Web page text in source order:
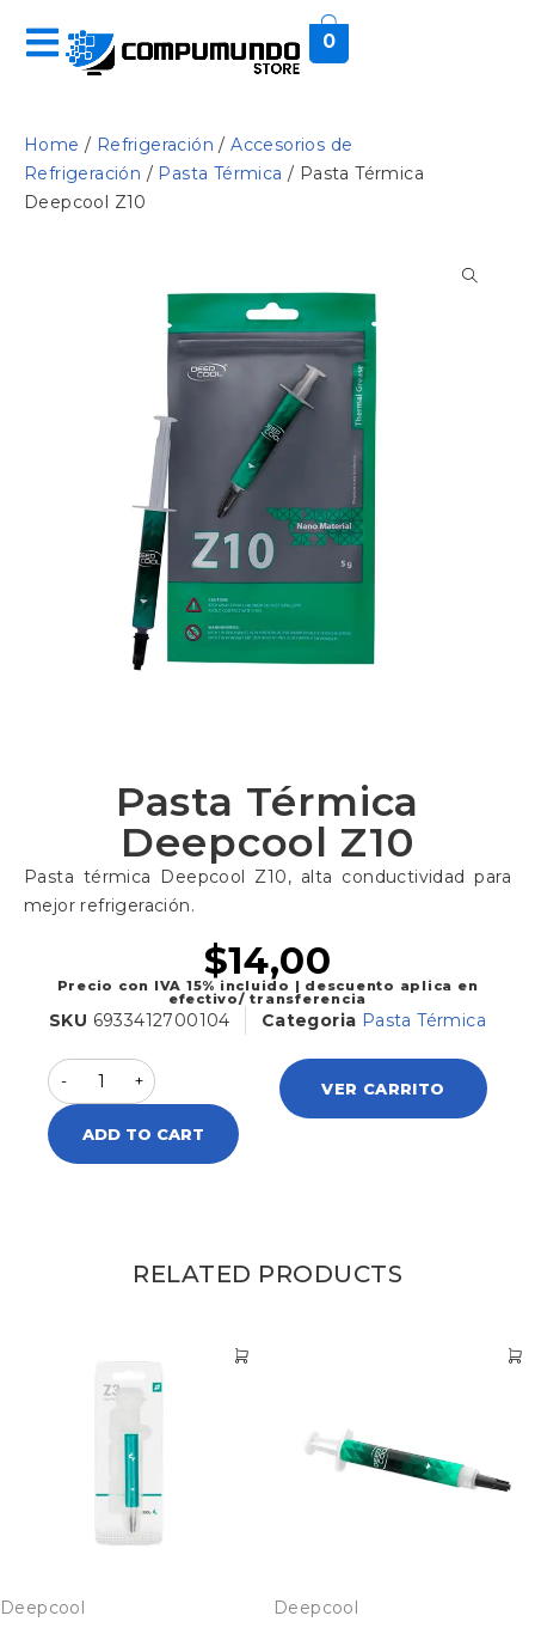
0
Home / Refrigeración /Accesorios de
Refrigeración / Pasta Térmica / Pasta Térmica
Deepcool Z10
Pasta Térmica
Deepcool Z10
Pasta térmica Deepcool Z10, alta conductividad para
mejor refrigeración.
$14,00
Precio con IVA 15% incluido | descuento aplica en
efectivo/ transferencia
SKU 6933412700104 Categoria Pasta Térmica
ADD TO CART
VER CARRITO
RELATED PRODUCTS
Deepcool
Deepcool